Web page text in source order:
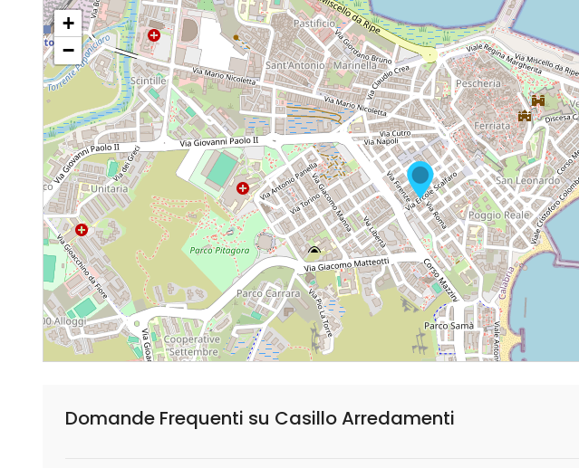
+
−
Domande Frequenti su Casillo Arredamenti